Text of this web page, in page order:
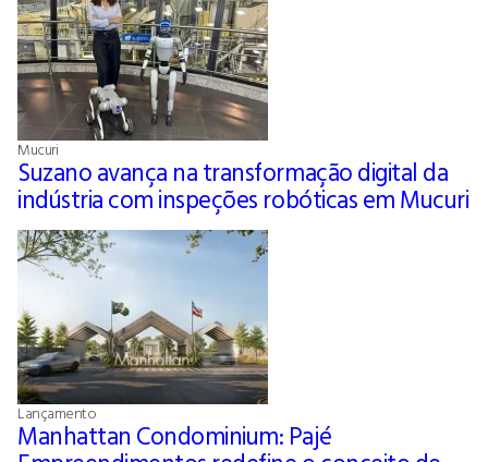
Mucuri
Suzano avança na transformação digital da
indústria com inspeções robóticas em Mucuri
Lançamento
Manhattan Condominium: Pajé